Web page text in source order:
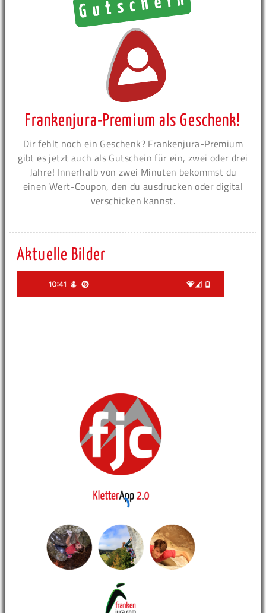
Frankenjura-Premium als Geschenk!
Dir fehlt noch ein Geschenk? Frankenjura-Premium
gibt es jetzt auch als Gutschein für ein, zwei oder drei
Jahre! Innerhalb von zwei Minuten bekommst du
einen Wert-Coupon, den du ausdrucken oder digital
verschicken kannst.
Aktuelle Bilder